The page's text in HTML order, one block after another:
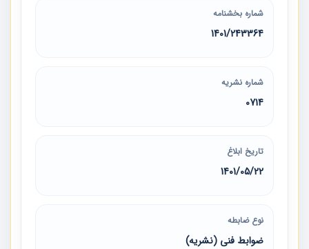
شماره بخشنامه
1401/243364
شماره نشریه
0714
تاریخ ابلاغ
1401/05/22
نوع ضابطه
ضوابط فنی (نشریه)